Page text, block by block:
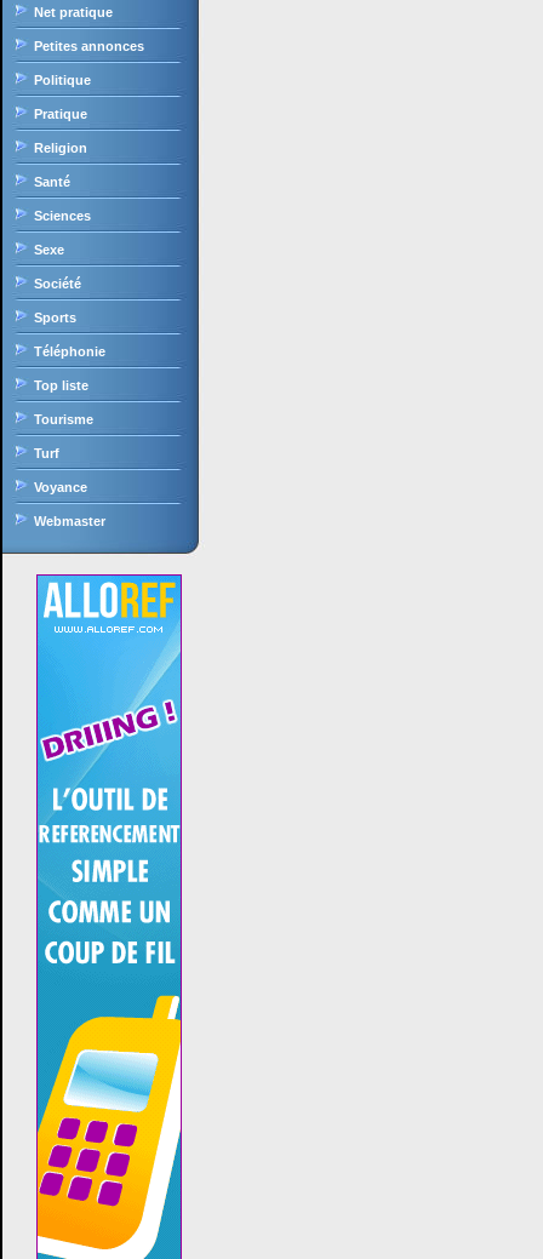
Net pratique
Petites annonces
Politique
Pratique
Religion
Santé
Sciences
Sexe
Société
Sports
Téléphonie
Top liste
Tourisme
Turf
Voyance
Webmaster